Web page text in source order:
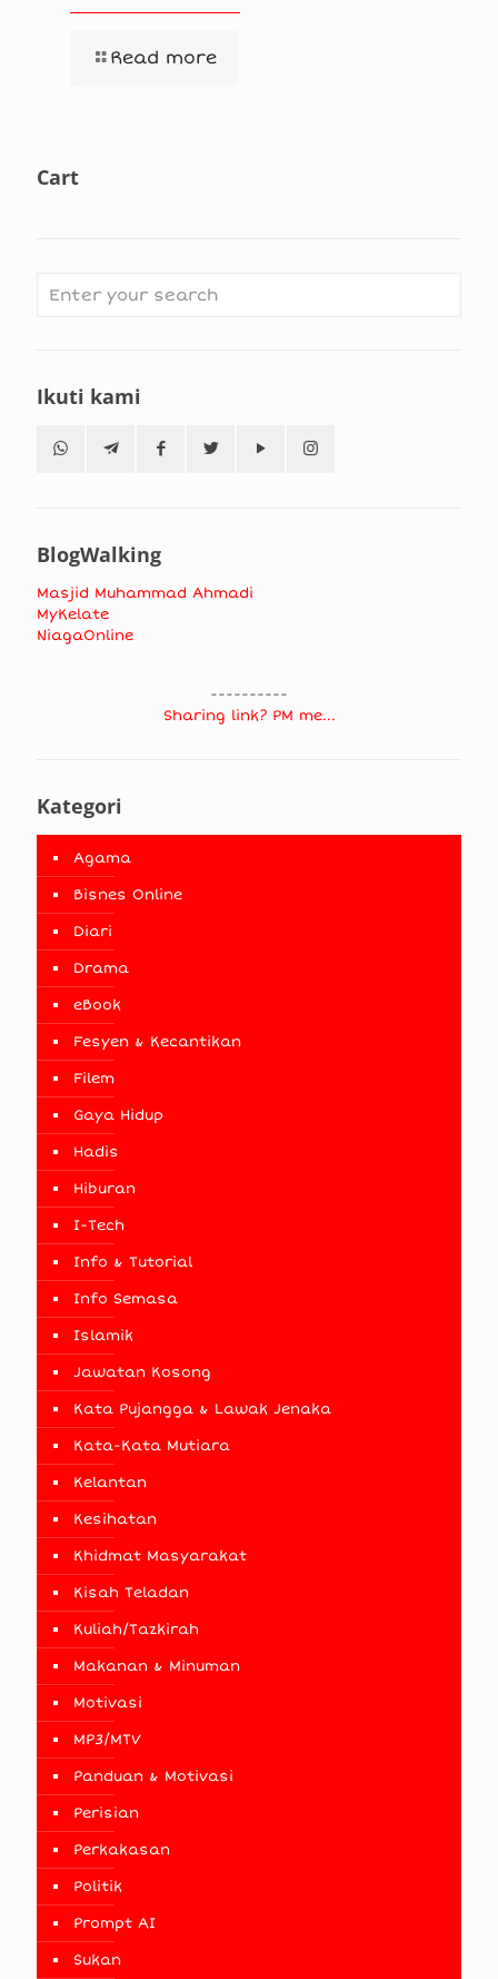
Read more
Cart
Ikuti kami
BlogWalking
Masjid Muhammad Ahmadi
MyKelate
NiagaOnline
----------
Sharing link? PM me...
Kategori
Agama
Bisnes Online
Diari
Drama
eBook
Fesyen & Kecantikan
Filem
Gaya Hidup
Hadis
Hiburan
I-Tech
Info & Tutorial
Info Semasa
Islamik
Jawatan Kosong
Kata Pujangga & Lawak Jenaka
Kata-Kata Mutiara
Kelantan
Kesihatan
Khidmat Masyarakat
Kisah Teladan
Kuliah/Tazkirah
Makanan & Minuman
Motivasi
MP3/MTV
Panduan & Motivasi
Perisian
Perkakasan
Politik
Prompt AI
Sukan